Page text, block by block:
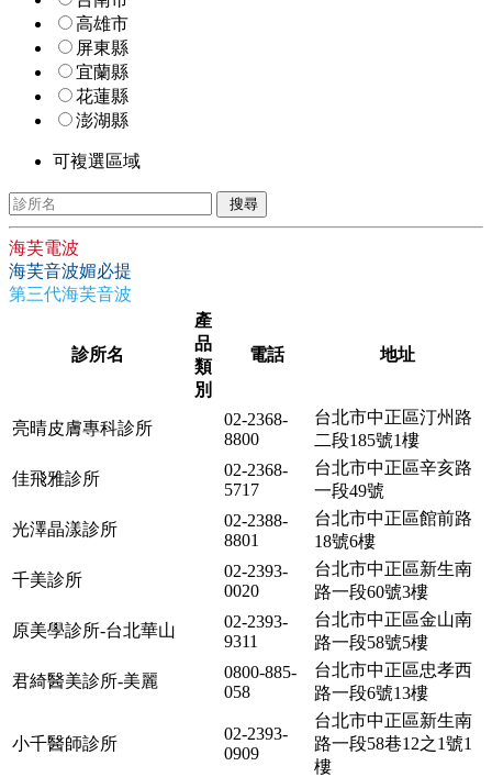
高雄市
屏東縣
宜蘭縣
花蓮縣
澎湖縣
可複選區域
搜尋
海芙電波
海芙音波媚必提
第三代海芙音波
診所名
產
品
類
別
電話 地址
亮晴皮膚專科診所
02-2368-
8800
台北市中正區汀州路
二段185號1樓
佳飛雅診所
02-2368-
5717
台北市中正區辛亥路
一段49號
光澤晶漾診所
02-2388-
8801
台北市中正區館前路
18號6樓
千美診所
02-2393-
0020
台北市中正區新生南
路一段60號3樓
原美學診所-台北華山
02-2393-
9311
台北市中正區金山南
路一段58號5樓
君綺醫美診所-美麗
0800-885-
058
台北市中正區忠孝西
路一段6號13樓
小千醫師診所
02-2393-
0909
台北市中正區新生南
路一段58巷12之1號1
樓